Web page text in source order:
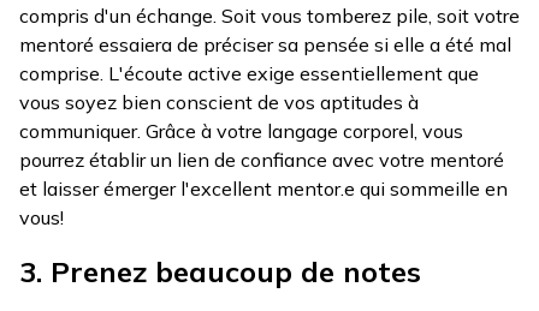
compris d'un échange. Soit vous tomberez pile, soit votre
mentoré essaiera de préciser sa pensée si elle a été mal
comprise. L'écoute active exige essentiellement que
vous soyez bien conscient de vos aptitudes à
communiquer. Grâce à votre langage corporel, vous
pourrez établir un lien de confiance avec votre mentoré
et laisser émerger l'excellent mentor.e qui sommeille en
vous!
3. Prenez beaucoup de notes